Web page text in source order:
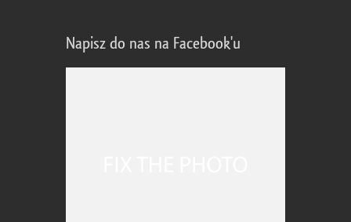
Napisz do nas na Facebook'u